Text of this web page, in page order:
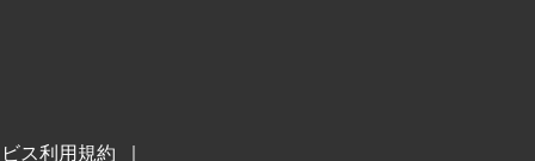
ス利用規約